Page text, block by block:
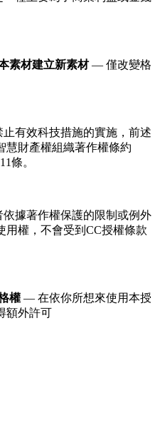
素材建立新素材— 僅改變格
有效科技措施的實施，前述
慧財產權組織著作權條約
條。
據著作權保護的限制或例外
用權，不會受到CC授權條款
權 — 在依你所想來使用本授
額外許可